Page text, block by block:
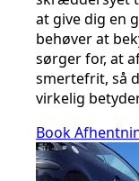
at give dig en
behøver at
sørger for, at
smertefrit, så
virkelig
Book